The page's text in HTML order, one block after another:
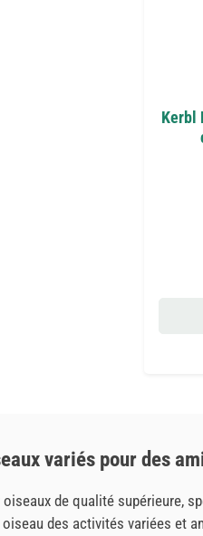
Kerbl
variés pour des
de qualité supérieure,
des activités variées et